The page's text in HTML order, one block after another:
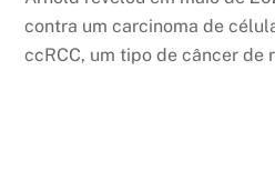
contra um carcinoma de
ccRCC, um tipo de câncer de